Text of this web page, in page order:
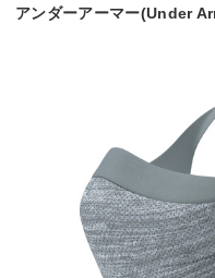
アンダーアーマー(Under